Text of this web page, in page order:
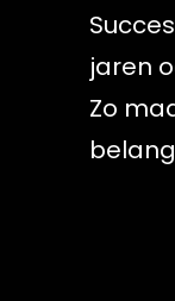
jaren
Zo